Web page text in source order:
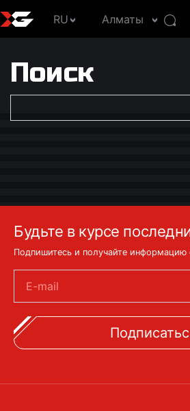
RU Алматы
Поиск
Будьте в курсе
Подпишитесь и получайте информацию
E-mail